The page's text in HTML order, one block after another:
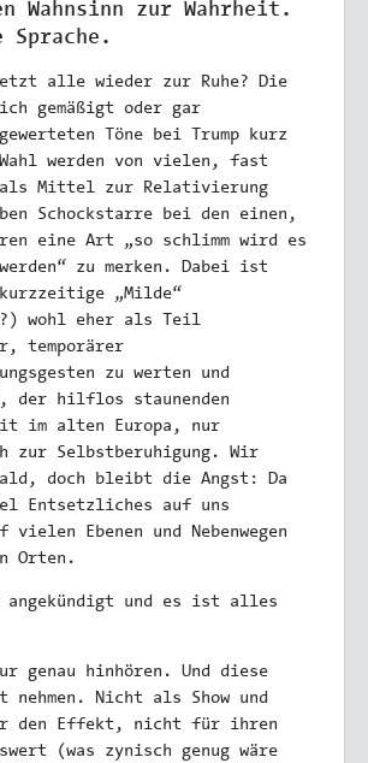
Wahnsinn zur Wahrheit.
Sprache.
jetzt alle wieder zur Ruhe? Die
gemäßigt oder gar
Töne bei Trump kurz
Wahl werden von vielen, fast
Mittel zur Relativierung
Schockstarre bei den einen,
eine Art „so schlimm wird es
zu merken. Dabei ist
kurzzeitige „Milde“
wohl eher als Teil
temporärer
zu werten und
der hilflos staunenden
im alten Europa, nur
zur Selbstberuhigung. Wir
doch bleibt die Angst: Da
Entsetzliches auf uns
vielen Ebenen und Nebenwegen
Orten.
angekündigt und es ist alles
genau hinhören. Und diese
nehmen. Nicht als Show und
den Effekt, nicht für ihren
(was zynisch genug wäre